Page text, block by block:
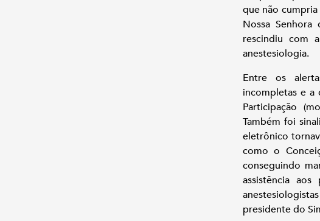
que não
Nossa
rescindiu com
anestesiologia.
Entre os
incompletas e a
Participação
Também foi
eletrônico
como o
conseguindo
assistência
presidente do